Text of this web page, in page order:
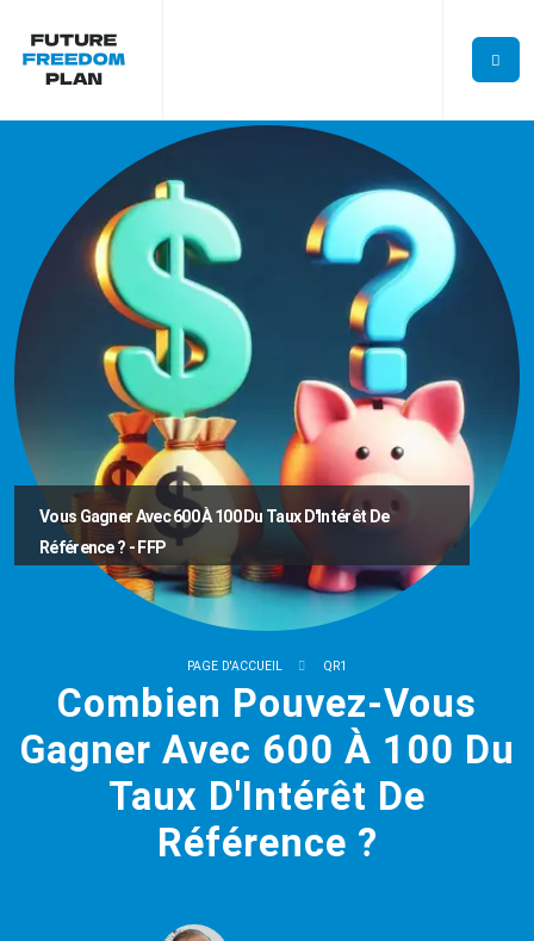
Vous Gagner Avec 600 À 100 Du Taux D'Intérêt De
Référence ? - FFP
PAGE D'ACCUEIL QR1
Combien Pouvez-Vous
Gagner Avec 600 À 100 Du
Taux D'Intérêt De
Référence ?